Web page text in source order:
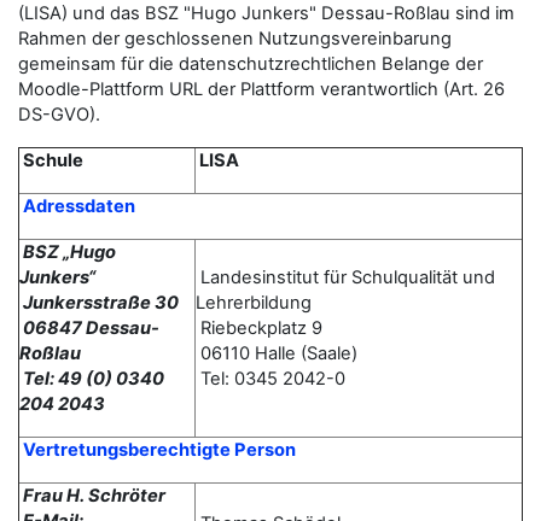
(LISA) und das BSZ "Hugo Junkers" Dessau-Roßlau sind im
Rahmen der geschlossenen Nutzungsvereinbarung
gemeinsam für die datenschutzrechtlichen Belange der
Moodle-Plattform URL der Plattform verantwortlich (Art. 26
DS-GVO).
Schule LISA
Adressdaten
BSZ „Hugo
Junkers“
Junkersstraße 30
06847 Dessau-
Roßlau
Tel: 49 (0) 0340
204 2043
Landesinstitut für Schulqualität und
Lehrerbildung
Riebeckplatz 9
06110 Halle (Saale)
Tel: 0345 2042-0
Vertretungsberechtigte Person
Frau H. Schröter